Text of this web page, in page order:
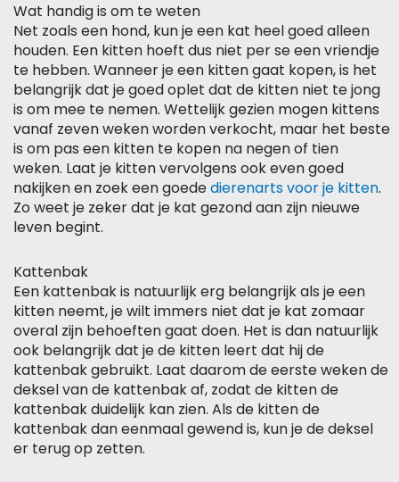
Wat handig is om te weten
Net zoals een hond, kun je een kat heel goed alleen
houden. Een kitten hoeft dus niet per se een vriendje
te hebben. Wanneer je een kitten gaat kopen, is het
belangrijk dat je goed oplet dat de kitten niet te jong
is om mee te nemen. Wettelijk gezien mogen kittens
vanaf zeven weken worden verkocht, maar het beste
is om pas een kitten te kopen na negen of tien
weken. Laat je kitten vervolgens ook even goed
nakijken en zoek een goededierenarts voor je kitten.
Zo weet je zeker dat je kat gezond aan zijn nieuwe
leven begint.
Kattenbak
Een kattenbak is natuurlijk erg belangrijk als je een
kitten neemt, je wilt immers niet dat je kat zomaar
overal zijn behoeften gaat doen. Het is dan natuurlijk
ook belangrijk dat je de kitten leert dat hij de
kattenbak gebruikt. Laat daarom de eerste weken de
deksel van de kattenbak af, zodat de kitten de
kattenbak duidelijk kan zien. Als de kitten de
kattenbak dan eenmaal gewend is, kun je de deksel
er terug op zetten.